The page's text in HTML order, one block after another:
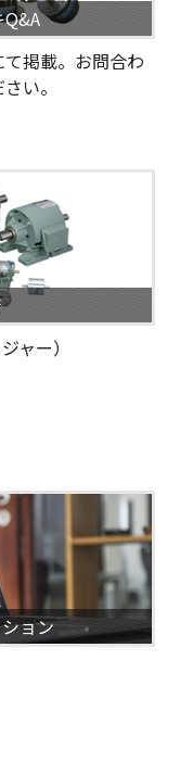
掲載。お問合わ
い。
ャー）
ョン